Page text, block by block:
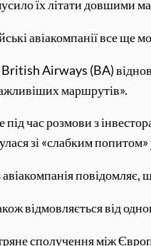
їх літати довшими
авіакомпанії все ще
Airways (BA)
маршрутів».
під час розмови з
зі «слабким попитом»
авіакомпанія
відмовляється від
сполучення між